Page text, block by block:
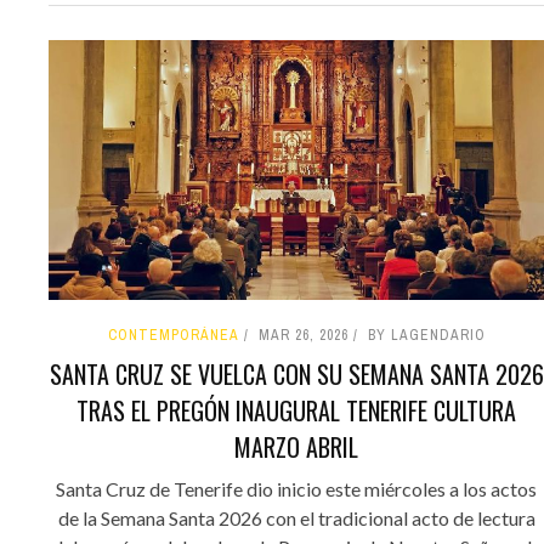
CONTEMPORÁNEA MAR 26, 2026 BY LAGENDARIO
SANTA CRUZ SE VUELCA CON SU SEMANA SANTA 2026
TRAS EL PREGÓN INAUGURAL TENERIFE CULTURA
MARZO ABRIL
Santa Cruz de Tenerife dio inicio este miércoles a los actos
de la Semana Santa 2026 con el tradicional acto de lectura